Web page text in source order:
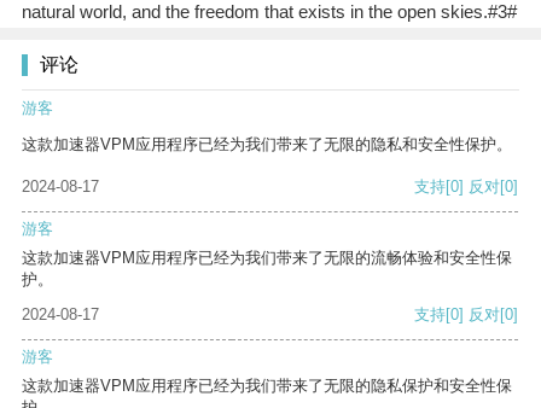
natural world, and the freedom that exists in the open skies.#3#
评论
游客
这款加速器VPM应用程序已经为我们带来了无限的隐私和安全性保护。
2024-08-17 支持[0] 反对[0]
游客
这款加速器VPM应用程序已经为我们带来了无限的流畅体验和安全性保
护。
2024-08-17
支持[0] 反对[0]
游客
这款加速器VPM应用程序已经为我们带来了无限的隐私保护和安全性保